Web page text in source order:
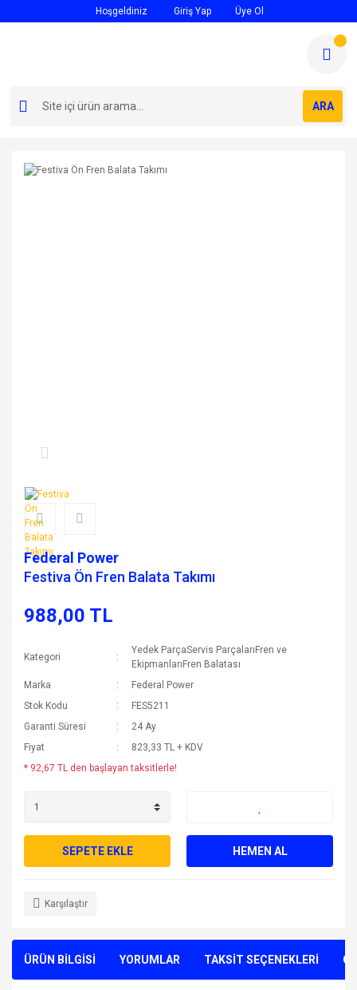
Hoşgeldiniz Giriş Yap Üye Ol
ARA
Federal Power
Festiva Ön Fren Balata Takımı
988,00 TL
Kategori
Yedek ParçaServis ParçalarıFren ve
EkipmanlarıFren Balatası
Marka
Federal Power
Stok Kodu
FES5211
Garanti Süresi
24 Ay
Fiyat
823,33 TL + KDV
* 92,67 TL den başlayan taksitlerle!
SEPETE EKLE HEMEN AL
Karşılaştır
ÜRÜN BİLGİSİ YORUMLAR TAKSİT SEÇENEKLERİ